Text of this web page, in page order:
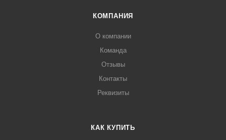
КОМПАНИЯ
О компании
Команда
Отзывы
Контакты
Реквизиты
КАК КУПИТЬ